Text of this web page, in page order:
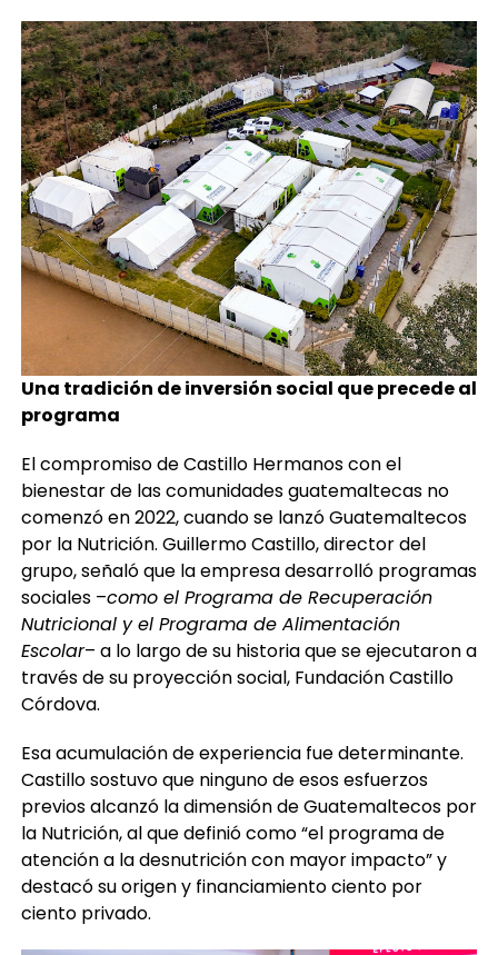
Una tradición de inversión social que precede al
programa
El compromiso de Castillo Hermanos con el
bienestar de las comunidades guatemaltecas no
comenzó en 2022, cuando se lanzó Guatemaltecos
por la Nutrición. Guillermo Castillo, director del
grupo, señaló que la empresa desarrolló programas
sociales –como el Programa de Recuperación
Nutricional y el Programa de Alimentación
Escolar– a lo largo de su historia que se ejecutaron a
través de su proyección social, Fundación Castillo
Córdova.
Esa acumulación de experiencia fue determinante.
Castillo sostuvo que ninguno de esos esfuerzos
previos alcanzó la dimensión de Guatemaltecos por
la Nutrición, al que definió como “el programa de
atención a la desnutrición con mayor impacto” y
destacó su origen y financiamiento ciento por
ciento privado.